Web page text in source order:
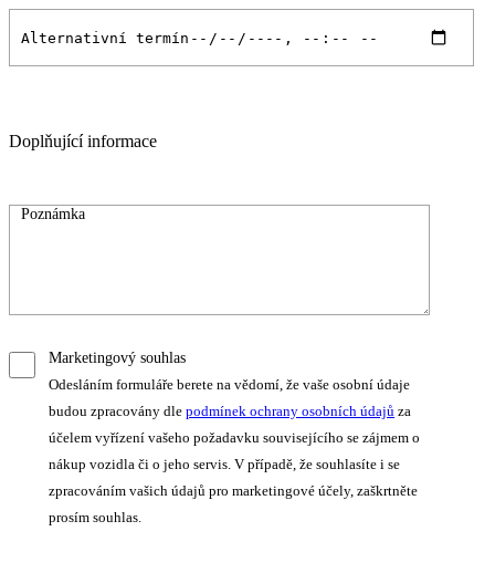
Doplňující informace
Marketingový souhlas
Odesláním formuláře berete na vědomí, že vaše osobní údaje
budou zpracovány dle podmínek ochrany osobních údajů za
účelem vyřízení vašeho požadavku souvisejícího se zájmem o
nákup vozidla či o jeho servis. V případě, že souhlasíte i se
zpracováním vašich údajů pro marketingové účely, zaškrtněte
prosím souhlas.